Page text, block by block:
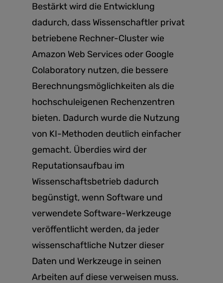
Bestärkt wird die Entwicklung
dadurch, dass Wissenschaftler privat
betriebene Rechner-Cluster wie
Amazon Web Services oder Google
Colaboratory nutzen, die bessere
Berechnungsmöglichkeiten als die
hochschuleigenen Rechenzentren
bieten. Dadurch wurde die Nutzung
von KI-Methoden deutlich einfacher
gemacht. Überdies wird der
Reputationsaufbau im
Wissenschaftsbetrieb dadurch
begünstigt, wenn Software und
verwendete Software-Werkzeuge
veröffentlicht werden, da jeder
wissenschaftliche Nutzer dieser
Daten und Werkzeuge in seinen
Arbeiten auf diese verweisen muss.